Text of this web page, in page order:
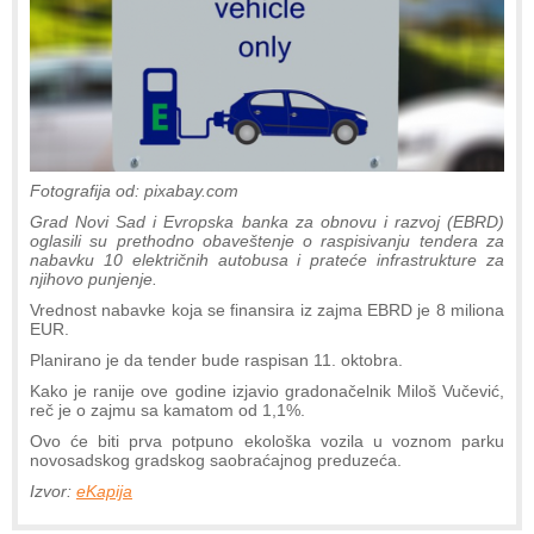
Fotografija od: pixabay.com
Grad Novi Sad i Evropska banka za obnovu i razvoj (EBRD)
oglasili su prethodno obaveštenje o raspisivanju tendera za
nabavku 10 električnih autobusa i prateće infrastrukture za
njihovo punjenje.
Vrednost nabavke koja se finansira iz zajma EBRD je 8 miliona
EUR.
Planirano je da tender bude raspisan 11. oktobra.
Kako je ranije ove godine izjavio gradonačelnik Miloš Vučević,
reč je o zajmu sa kamatom od 1,1%.
Ovo će biti prva potpuno ekološka vozila u voznom parku
novosadskog gradskog saobraćajnog preduzeća.
Izvor: eKapija